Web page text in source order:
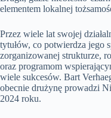
elementem lokalnej
Przez wiele lat swojej
tytułów, co potwierdza jego
zorganizowanej strukturze,
oraz programom
wiele sukcesów. Bart
obecnie drużynę prowadzi
2024 roku.